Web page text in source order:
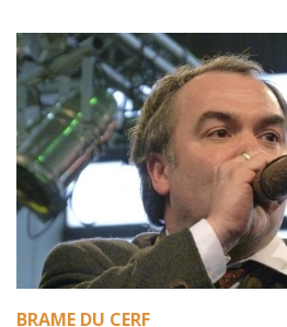
BRAME DU CERF